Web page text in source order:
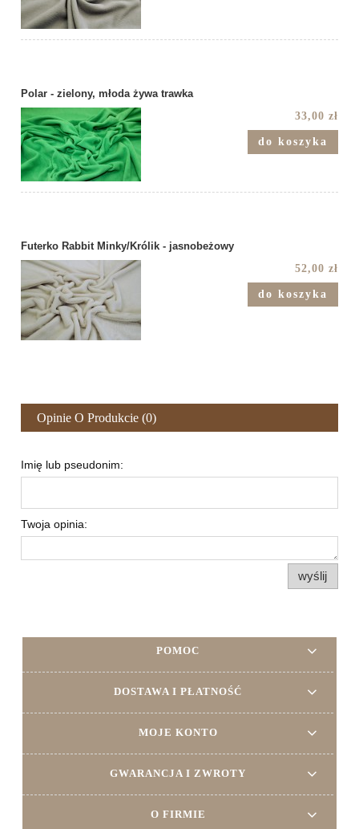
Polar - zielony, młoda żywa trawka
33,00 zł
do koszyka
Futerko Rabbit Minky/Królik - jasnobeżowy
52,00 zł
do koszyka
Opinie O Produkcie (0)
Imię lub pseudonim:
Twoja opinia:
wyślij
POMOC
DOSTAWA I PŁATNOŚĆ
MOJE KONTO
GWARANCJA I ZWROTY
O FIRMIE